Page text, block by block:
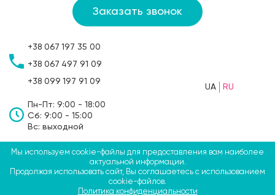
Заказать звонок
+38 067 197 35 00
+38 067 497 91 09
+38 099 197 91 09
Пн-Пт: 9:00 - 18:00
Сб: 9:00 - 15:00
Вс: выходной
UA RU
©2009-2026 ТМ СВЯТОБУМ, ФЛП Больбин Павел
Анатольевич
Мы используем cookie-файлы для предоставления вам наиболее
актуальной информации.
Продолжая использовать сайт, Вы соглашаетесь с использованием
cookie-файлов.
Политика конфиденциальности